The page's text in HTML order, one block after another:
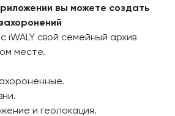
вы можете создать
iWALY свой семейный архив
месте.
и геолокация.